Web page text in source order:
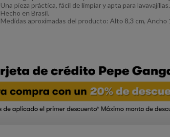
Una pieza práctica, fácil de limpiar y apta para lavavajillas.
Hecho en Brasil.
Medidas aproximadas del producto: Alto 8,3 cm, Ancho